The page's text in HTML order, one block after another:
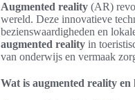
Augmented reality (AR)
wereld. Deze innovatieve
bezienswaardigheden en
augmented reality in
van onderwijs en vermaak
Wat is augmented reality en